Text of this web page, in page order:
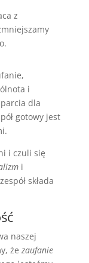
z
i
dla
gotowy jest
i czuli się
i
składa
naszej
że zaufanie